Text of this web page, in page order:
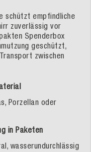
schützt empfindliche
zuverlässig vor
Spenderbox
geschützt,
zwischen
Porzellan oder
in Paketen
wasserundurchlässig